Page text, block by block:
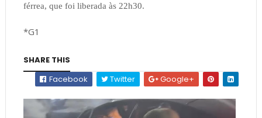
férrea, que foi liberada às 22h30.
*G1
SHARE THIS
Facebook
Twitter Google+